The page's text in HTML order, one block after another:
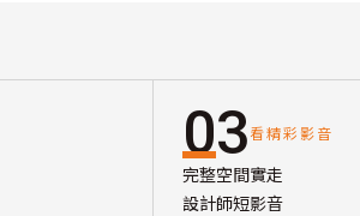
03看精彩影音
完整空間實走
設計師短影音